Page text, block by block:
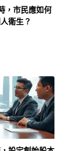
，市民應如何
衛生？